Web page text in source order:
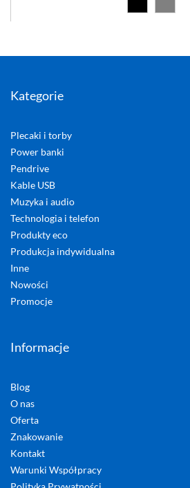
Kategorie
Plecaki i torby
Power banki
Pendrive
Kable USB
Muzyka i audio
Technologia i telefon
Produkty eco
Produkcja indywidualna
Inne
Nowości
Promocje
Informacje
Blog
O nas
Oferta
Znakowanie
Kontakt
Warunki Współpracy